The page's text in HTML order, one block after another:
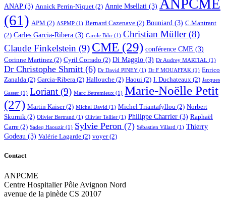
ANAP(3) Annick Perrin-Niquet (2) Annie Msellati (3) ANPCME
(61) APM (2) ASPMP (1) Bernard Cazenave (2) Bouniard (3) C.Mantrant
(2) Carles Garcia-Ribera (3) Carole Bihr (1) Christian Müller(8)
Claude Finkelstein (9) CME (29) conférence CME (3)
Corinne Martinez (2) Cyril Corrado (2) Di Maggio (3) Dr Audrey MARTIAL (1)
Dr Christophe Shmitt (6) Dr David PINEY (1) Dr F MOUAFFAK (1) Enrico
Zanalda (2) Garcia-Ribera (2) Hallouche (2) Haoui (2) I. Duchateaux (2) Jacques
Gasser (1) Loriant (9) Marc Betremieux (1) Marie-Noëlle Petit
(27) Martin Kaiser(2) Michel David (1) Michel Triantafyllou (2) Norbert
Skurnik (2) Olivier Bertrand (1) Olivier Tellier (1) Philippe Charrier (3) Raphaël
Carre (2) Sadeq Haouzir (1) Sylvie Peron (7) Sébastien Villard (1) Thierry
Godeau (3) Valérie Lagarde (2) voyer(2)
Contact
ANPCME
Centre Hospitalier Pôle Avignon Nord
avenue de la pinède CS 20107